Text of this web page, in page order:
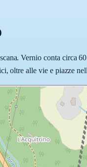
Vernio conta circa
oltre alle vie e piazze